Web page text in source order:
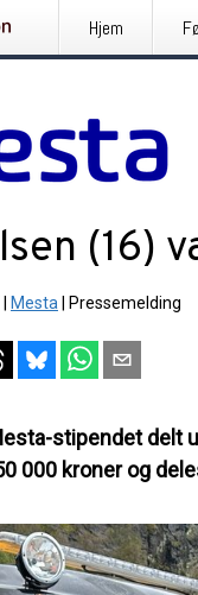
Hjem
(16)
Mesta Pressemelding
stipendet delt
000 kroner og